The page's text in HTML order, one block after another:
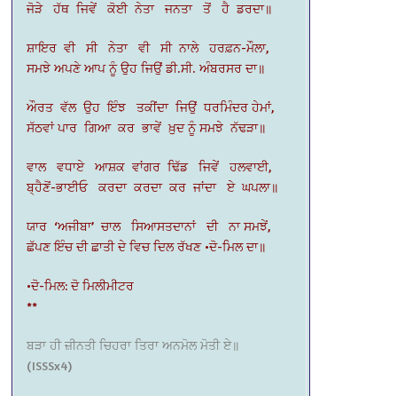
ਜੋੜੇ ਹੱਥ ਜਿਵੇਂ ਕੋਈ ਨੇਤਾ ਜਨਤਾ ਤੋਂ ਹੈ ਡਰਦਾ॥
ਸ਼ਾਇਰ ਵੀ ਸੀ ਨੇਤਾ ਵੀ ਸੀ ਨਾਲੇ ਹਰਫ਼ਨ-ਮੌਲਾ,
ਸਮਝੇ ਅਪਣੇ ਆਪ ਨੂੰ ਉਹ ਜਿਉਂ ਡੀ.ਸੀ. ਅੰਬਰਸਰ ਦਾ॥
ਔਰਤ ਵੱਲ ਉਹ ਇੰਝ ਤਕੀਂਦਾ ਜਿਉਂ ਧਰਮਿੰਦਰ ਹੇਮਾਂ,
ਸੱਠਵਾਂ ਪਾਰ ਗਿਆ ਕਰ ਭਾਵੇਂ ਖ਼ੁਦ ਨੂੰ ਸਮਝੇ ਨੱਢੜਾ॥
ਵਾਲ ਵਧਾਏ ਆਸ਼ਕ ਵਾਂਗਰ ਢਿੱਡ ਜਿਵੇਂ ਹਲਵਾਈ,
ਬ੍ਹੈਣੋਂ-ਭਾਈਓ ਕਰਦਾ ਕਰਦਾ ਕਰ ਜਾਂਦਾ ਏ ਘਪਲਾ॥
ਯਾਰ ‘ਅਜੀਬਾ’ ਚਾਲ ਸਿਆਸਤਦਾਨਾਂ ਦੀ ਨਾ ਸਮਝੇਂ,
ਛੱਪਣ ਇੰਚ ਦੀ ਛਾਤੀ ਦੇ ਵਿਚ ਦਿਲ ਰੱਖਣ •ਦੋ-ਮਿਲ ਦਾ॥
•ਦੋ-ਮਿਲ: ਦੋ ਮਿਲੀਮੀਟਰ
**
ਬੜਾ ਹੀ ਜ਼ੀਨਤੀ ਚਿਹਰਾ ਤਿਰਾ ਅਨਮੋਲ ਮੋਤੀ ਏ॥
(ISSSx4)